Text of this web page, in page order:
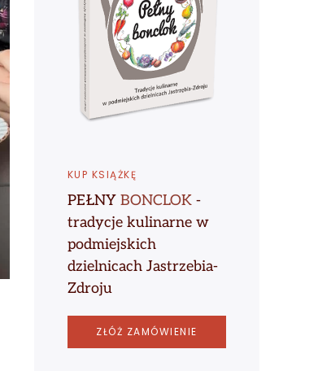
KUP KSIĄŻKĘ
PEŁNY BONCLOK-
tradycje kulinarne w
podmiejskich
dzielnicach Jastrzebia-
Zdroju
ZŁÓŻ ZAMÓWIENIE